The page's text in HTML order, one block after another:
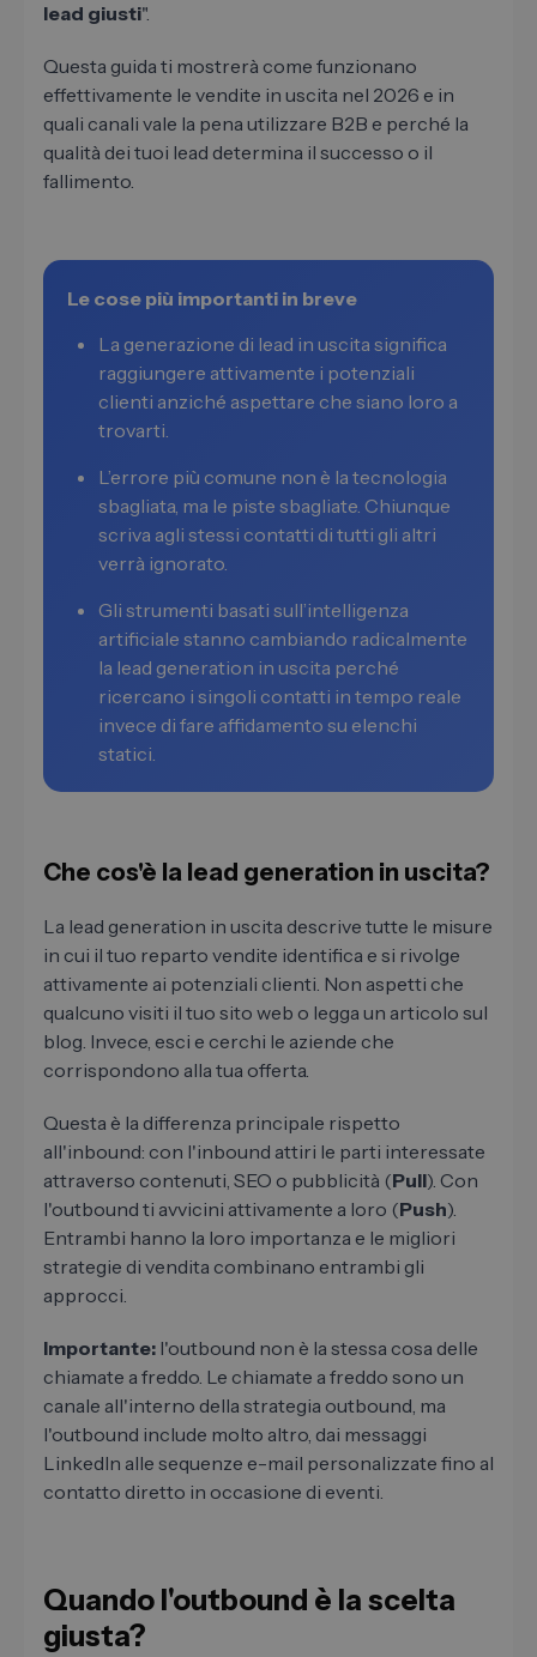
lead giusti".
Questa guida ti mostrerà come funzionano
effettivamente le vendite in uscita nel 2026 e in
quali canali vale la pena utilizzare B2B e perché la
qualità dei tuoi lead determina il successo o il
fallimento.
Le cose più importanti in breve
La generazione di lead in uscita significa
raggiungere attivamente i potenziali
clienti anziché aspettare che siano loro a
trovarti.
L’errore più comune non è la tecnologia
sbagliata, ma le piste sbagliate. Chiunque
scriva agli stessi contatti di tutti gli altri
verrà ignorato.
Gli strumenti basati sull’intelligenza
artificiale stanno cambiando radicalmente
la lead generation in uscita perché
ricercano i singoli contatti in tempo reale
invece di fare affidamento su elenchi
statici.
Che cos'è la lead generation in uscita?
La lead generation in uscita descrive tutte le misure
in cui il tuo reparto vendite identifica e si rivolge
attivamente ai potenziali clienti. Non aspetti che
qualcuno visiti il ​​tuo sito web o legga un articolo sul
blog. Invece, esci e cerchi le aziende che
corrispondono alla tua offerta.
Questa è la differenza principale rispetto
all'inbound: con l'inbound attiri le parti interessate
attraverso contenuti, SEO o pubblicità (Pull). Con
l'outbound ti avvicini attivamente a loro (Push).
Entrambi hanno la loro importanza e le migliori
strategie di vendita combinano entrambi gli
approcci.
Importante: l'outbound non è la stessa cosa delle
chiamate a freddo. Le chiamate a freddo sono un
canale all'interno della strategia outbound, ma
l'outbound include molto altro, dai messaggi
LinkedIn alle sequenze e-mail personalizzate fino al
contatto diretto in occasione di eventi.
Quando l'outbound è la scelta
giusta?